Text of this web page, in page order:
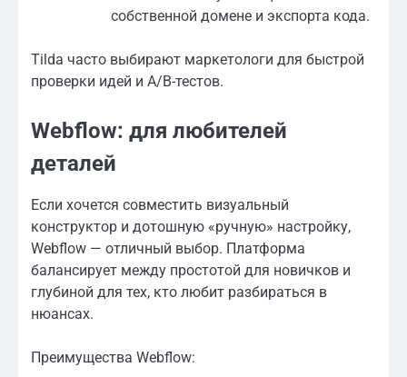
собственной домене и экспорта кода.
Tilda часто выбирают маркетологи для быстрой
проверки идей и A/B-тестов.
Webflow: для любителей
деталей
Если хочется совместить визуальный
конструктор и дотошную «ручную» настройку,
Webflow — отличный выбор. Платформа
балансирует между простотой для новичков и
глубиной для тех, кто любит разбираться в
нюансах.
Преимущества Webflow: